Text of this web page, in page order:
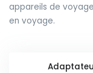
appareils de
en voyage.